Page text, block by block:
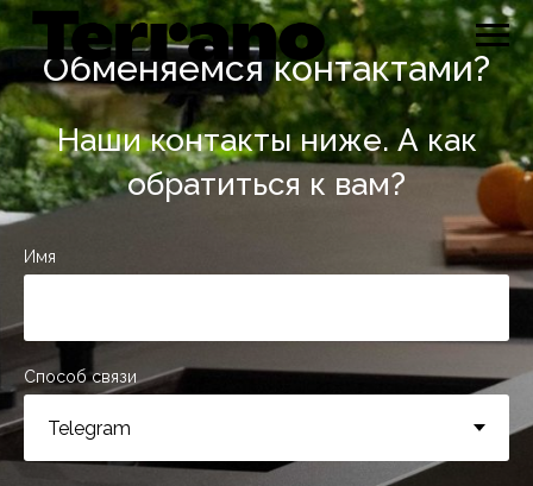
Обменяемся контактами?
Наши контакты ниже. А как
обратиться к вам?
Имя
Способ связи